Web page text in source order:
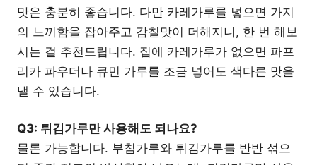
맛은 충분히 좋습니다. 다만 카레가루를 넣으면 가지
의 느끼함을 잡아주고 감칠맛이 더해지니, 한 번 해보
시는 걸 추천드립니다. 집에 카레가루가 없으면 파프
리카 파우더나 큐민 가루를 조금 넣어도 색다른 맛을
낼 수 있습니다.
Q3: 튀김가루만 사용해도 되나요?
물론 가능합니다. 부침가루와 튀김가루를 반반 섞으